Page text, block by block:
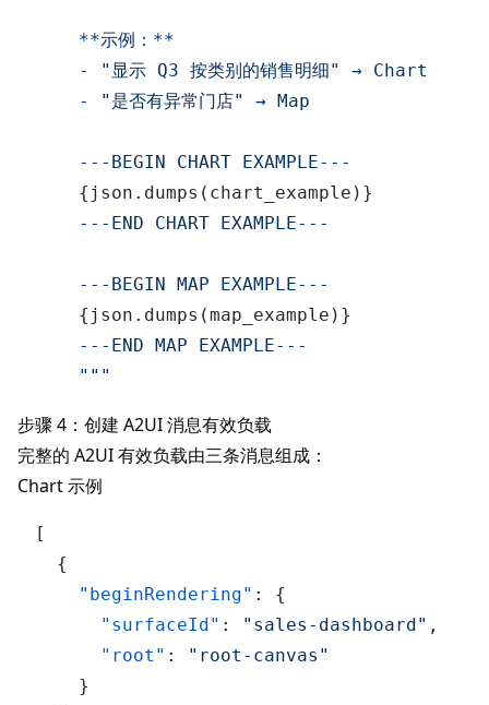
    **示例：**
    - "显示 Q3 按类别的销售明细" → Chart
    - "是否有异常门店" → Map
    ---BEGIN CHART EXAMPLE---
{json.dumps(chart_example)}
    ---END CHART EXAMPLE---
    ---BEGIN MAP EXAMPLE---
{json.dumps(map_example)}
    ---END MAP EXAMPLE---
    """
步骤 4：创建 A2UI 消息有效负载
完整的 A2UI有效负载由三条消息组成：
Chart 示例
[
{
"beginRendering" :
{
"surfaceId" : "sales-dashboard" ,
"root" :
"root-canvas"
}